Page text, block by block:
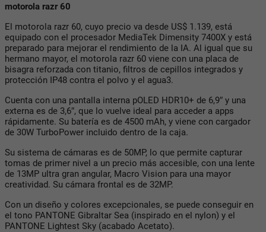
motorola razr 60
El motorola razr 60, cuyo precio va desde US$ 1.139, está
equipado con el procesador MediaTek Dimensity 7400X y está
preparado para mejorar el rendimiento de la IA. Al igual que su
hermano mayor, el motorola razr 60 viene con una placa de
bisagra reforzada con titanio, filtros de cepillos integrados y
protección IP48 contra el polvo y el agua3.
Cuenta con una pantalla interna pOLED HDR10+ de 6,9″ y una
externa es de 3,6″, que lo vuelve ideal para acceder a apps
rápidamente. Su batería es de 4500 mAh, y viene con cargador
de 30W TurboPower incluido dentro de la caja.
Su sistema de cámaras es de 50MP, lo que permite capturar
tomas de primer nivel a un precio más accesible, con una lente
de 13MP ultra gran angular, Macro Vision para una mayor
creatividad. Su cámara frontal es de 32MP.
Con un diseño y colores excepcionales, se puede conseguir en
el tono PANTONE Gibraltar Sea (inspirado en el nylon) y el
PANTONE Lightest Sky (acabado Acetato).